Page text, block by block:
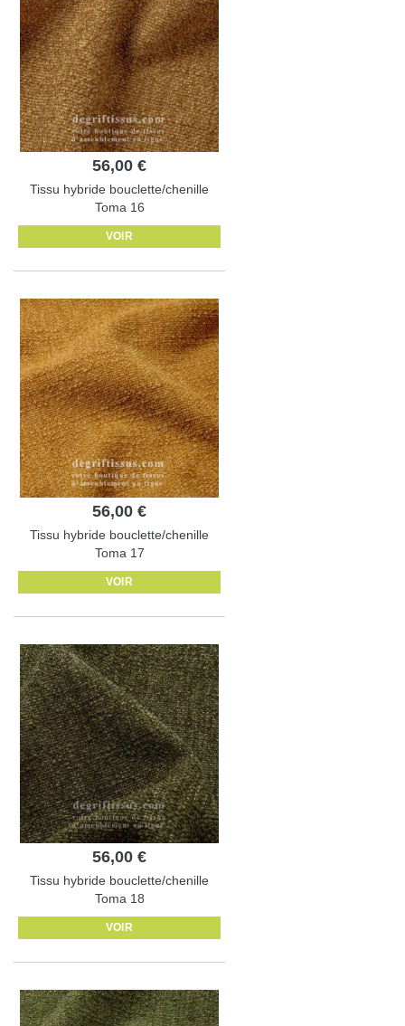
56,00 €
Tissu hybride bouclette/chenille
Toma 16
VOIR
56,00 €
Tissu hybride bouclette/chenille
Toma 17
VOIR
56,00 €
Tissu hybride bouclette/chenille
Toma 18
VOIR